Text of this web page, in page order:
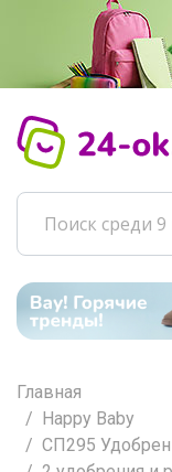
Главная
Happy Baby
СП295